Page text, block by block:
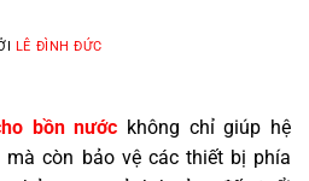
LÊ ĐÌNH ĐỨC
bồn nước không chỉ giúp hệ
còn bảo vệ các thiết bị phía